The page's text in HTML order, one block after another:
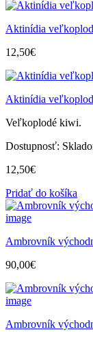
Aktinídia
12,50€
Aktinídia
Veľkoplodé kiwi.
Dostupnosť:
12,50€
Pridať do košíka
Ambrovník
90,00€
Ambrovník